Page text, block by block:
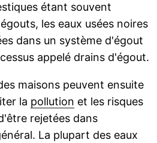
étant souvent
les eaux usées noires
dans un système d'égout
appelé drains d'égout.
maisons peuvent ensuite
la pollution et les risques
rejetées dans
La plupart des eaux